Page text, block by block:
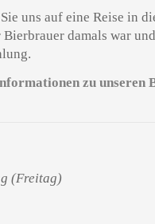
uns auf eine Reise in
damals war
zu unseren
(Freitag)